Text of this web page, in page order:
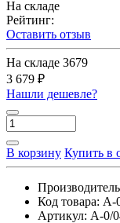
На складе
Рейтинг:
Оставить отзыв
На складе 3679
3 679 ₽
Нашли дешевле?
В корзину Купить в
Код товара: A-
Артикул: A-0/